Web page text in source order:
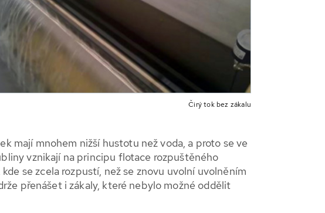
Čirý tok bez zákalu
mají mnohem nižší hustotu než voda, a proto se ve
vznikají na principu flotace rozpuštěného
se zcela rozpustí, než se znovu uvolní uvolněním
přenášet i zákaly, které nebylo možné oddělit